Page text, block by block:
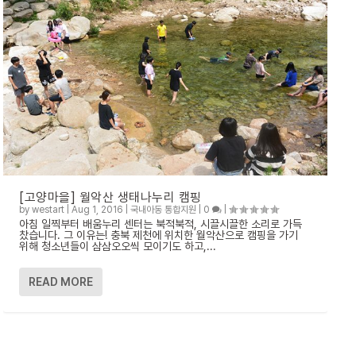
[고양마을] 월악산 생태나누리 캠핑
by westart Aug 1, 2016 국내아동 통합지원 0
아침 일찍부터 배움누리 센터는 북적북적, 시끌시끌한 소리로 가득
찼습니다. 그 이유는! 충북 제천에 위치한 월악산으로 캠핑을 가기
위해 청소년들이 삼삼오오씩 모이기도 하고,...
READ MORE